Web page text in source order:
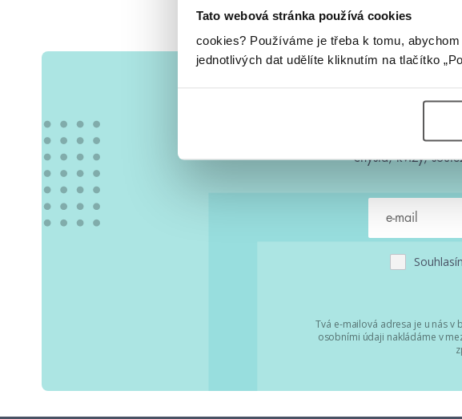
Tato webová stránka používá cookies
cookies? Používáme je třeba k tomu,
jednotlivých dat udělíte kliknutím na tlačítko
Vše kolem
chystá, kvízy,
Tvá e-mailová adresa je u nás v
osobními údaji nakládáme v